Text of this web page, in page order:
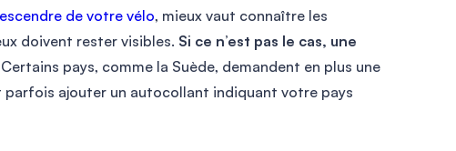
de votre vélo, mieux vaut connaître les
doivent rester visibles. Si ce n’est pas le cas, une
Certains pays, comme la Suède, demandent en plus une
ajouter un autocollant indiquant votre pays